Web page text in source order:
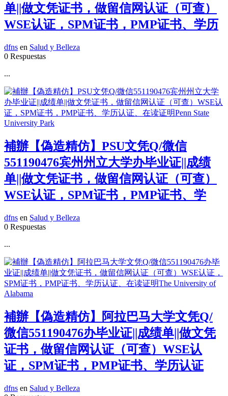
单||做文凭证书，做留信网认证（可查）
WSE认证，SPM证书，PMP证书、学历
dfns en Salud y Belleza
0 Respuestas
...
補辦【偽造精仿】PSU文凭Q/微信
551190476宾州州立大学办毕业证||成绩
单||做文凭证书，做留信网认证（可查）
WSE认证，SPM证书，PMP证书、学
dfns en Salud y Belleza
0 Respuestas
...
補辦【偽造精仿】阿拉巴马大学文凭Q/
微信551190476办毕业证||成绩单||做文凭
证书，做留信网认证（可查）WSE认
证，SPM证书，PMP证书、学历认证
dfns en Salud y Belleza